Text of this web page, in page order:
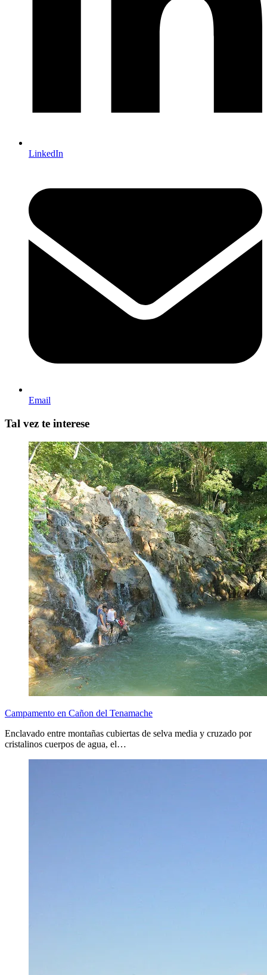
LinkedIn
Email
Tal vez te interese
Campamento en Cañon del Tenamache
Enclavado entre montañas cubiertas de selva media y cruzado por
cristalinos cuerpos de agua, el…